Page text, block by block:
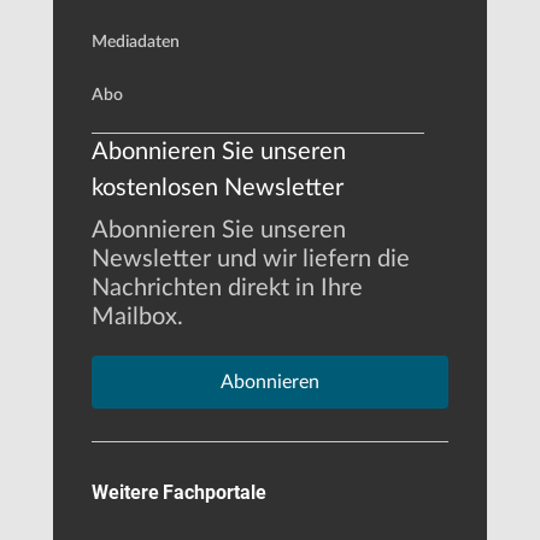
Mediadaten
Abo
Abonnieren Sie unseren
kostenlosen Newsletter
Abonnieren Sie unseren
Newsletter und wir liefern die
Nachrichten direkt in Ihre
Mailbox.
Abonnieren
Weitere Fachportale